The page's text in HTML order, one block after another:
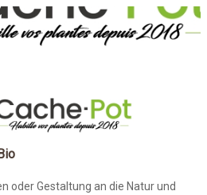
UND BIO
oder Gestaltung an die Natur und